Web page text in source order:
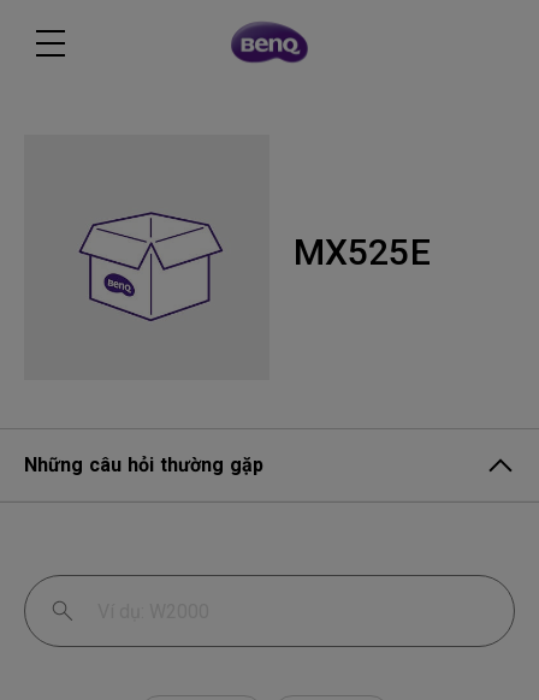
MX525E
Những câu hỏi thường gặp